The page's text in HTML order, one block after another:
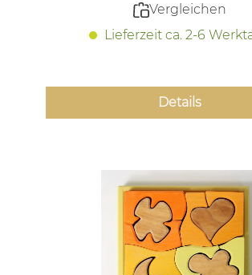
Vergleichen
Lieferzeit ca. 2-6
Details